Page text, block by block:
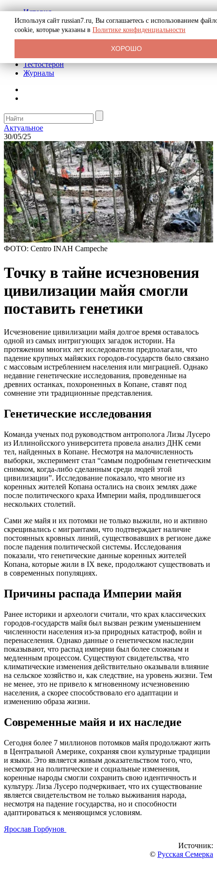
История
Биография
Криминал
Реклама на сайте
Тестостерон
Журналы
Актуальное
30/05/25
ФОТО: Centro INAH Campeche
Точку в тайне исчезновения
цивилизации майя смогли
поставить генетики
Исчезновение цивилизации майя долгое время оставалось
одной из самых интригующих загадок истории. На
протяжении многих лет исследователи предполагали, что
падение крупных майяских городов-государств было связано
с массовым истреблением населения или миграцией. Однако
недавние генетические исследования, проведенные на
древних останках, похороненных в Копане, ставят под
сомнение эти традиционные представления.
Генетические исследования
Команда ученых под руководством антрополога Лизы Лусеро
из Иллинойсского университета провела анализ ДНК семи
тел, найденных в Копане. Несмотря на малочисленность
выборки, эксперимент стал “самым подробным генетическим
снимком, когда-либо сделанным среди людей этой
цивилизации”. Исследование показало, что многие из
коренных жителей Копана остались на своих землях даже
после политического краха Империи майя, продлившегося
нескольких столетий.
Сами же майя и их потомки не только выжили, но и активно
скрещивались с мигрантами, что подтверждает наличие
постоянных кровных линий, существовавших в регионе даже
после падения политической системы. Исследования
показали, что генетические данные коренных жителей
Копана, которые жили в IX веке, продолжают существовать и
в современных популяциях.
Причины распада Империи майя
Ранее историки и археологи считали, что крах классических
городов-государств майя был вызван резким уменьшением
численности населения из-за природных катастроф, войн и
перенаселения. Однако данные о генетическом наследии
показывают, что распад империи был более сложным и
медленным процессом. Существуют свидетельства, что
климатические изменения действительно оказывали влияние
на сельское хозяйство и, как следствие, на уровень жизни. Тем
не менее, это не привело к мгновенному исчезновению
населения, а скорее способствовало его адаптации и
изменению образа жизни.
Современные майя и их наследие
Сегодня более 7 миллионов потомков майя продолжают жить
в Центральной Америке, сохраняя свои культурные традиции
и языки. Это является живым доказательством того, что,
несмотря на политические и социальные изменения,
коренные народы смогли сохранить свою идентичность и
культуру. Лиза Лусеро подчеркивает, что их существование
является свидетельством не только выживания народа,
несмотря на падение государства, но и способности
адаптироваться к меняющимся условиям.
Ярослав Горбунов
Источник:
© Русская Семерка
Используя сайт russian7.ru, Вы соглашаетесь с использованием
cookie, которые указаны в Политике конфиденциальности
ХОРОШО